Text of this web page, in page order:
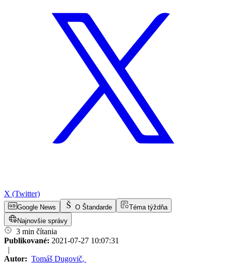
X (Twitter)
Google News O Štandarde
Téma týždňa
Najnovšie správy
3 min čítania
Publikované: 2021-07-27 10:07:31
|
Autor: Tomáš Dugovič,